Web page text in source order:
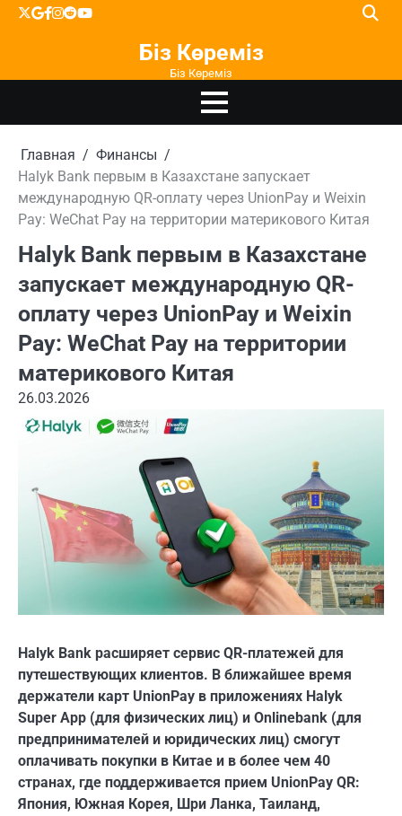
Перейти
X google
facebook
instagram
reddityoutube
Біз Көреміз
Біз Көреміз
Главная
Финансы
Halyk Bank первым в Казахстане запускает
международную QR-оплату через UnionPay и Weixin
Pay: WeChat Pay на территории материкового Китая
Halyk Bank первым в Казахстане
запускает международную QR-
оплату через UnionPay и Weixin
Pay: WeChat Pay на территории
материкового Китая
26.03.2026
Halyk Bank расширяет сервис QR-платежей для
путешествующих клиентов. В ближайшее время
держатели карт UnionPay в приложениях Halyk
Super App (для физических лиц) и Onlinebank (для
предпринимателей и юридических лиц) смогут
оплачивать покупки в Китае и в более чем 40
странах, где поддерживается прием UnionPay QR:
Япония, Южная Корея, Шри Ланка, Таиланд,